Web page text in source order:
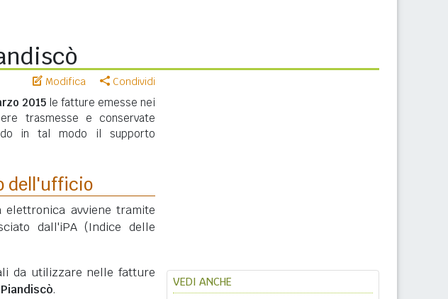
Modifica Condividi
2015le fatture emesse nei
trasmesse e conservate
in tal modo il supporto
dell'ufficio
elettronica avviene tramite
dall'iPA (Indice delle
da utilizzare nelle fatture
.
VEDI ANCHE